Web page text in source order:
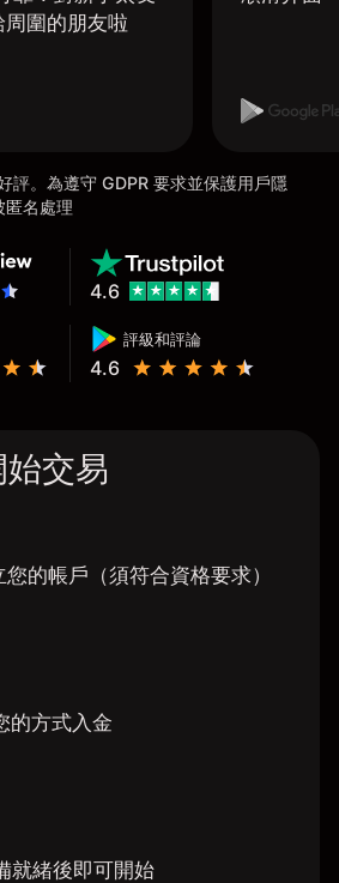
圍的朋友啦
評。為遵守 GDPR 要求並保護用戶隱
匿名處理
評級和評論
4.6
4.6
交易
您的帳戶（須符合資格要求）
的方式入金
就緒後即可開始